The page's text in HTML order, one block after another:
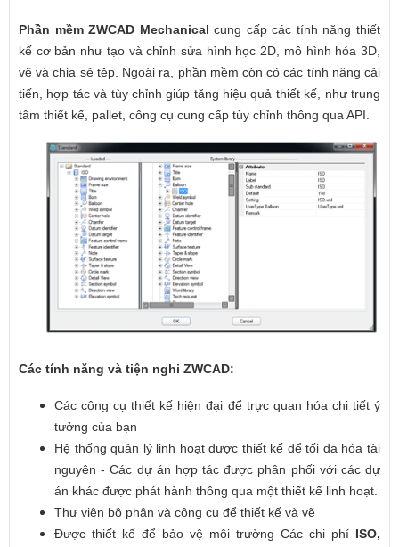
Phần mềm ZWCAD Mechanical cung cấp các tính năng thiết
kế cơ bản như tạo và chỉnh sửa hình học 2D, mô hình hóa 3D,
vẽ và chia sẻ tệp. Ngoài ra, phần mềm còn có các tính năng cải
tiến, hợp tác và tùy chỉnh giúp tăng hiệu quả thiết kế, như trung
tâm thiết kế, pallet, công cụ cung cấp tùy chỉnh thông qua API.
Các tính năng và tiện nghi ZWCAD:
Các công cụ thiết kế hiện đại để trực quan hóa chi tiết ý
tưởng của bạn
Hệ thống quản lý linh hoạt được thiết kế để tối đa hóa tài
nguyên - Các dự án hợp tác được phân phối với các dự
án khác được phát hành thông qua một thiết kế linh hoạt.
Thư viện bộ phận và công cụ để thiết kế và vẽ
Được thiết kế để bảo vệ môi trường Các chi phí ISO,